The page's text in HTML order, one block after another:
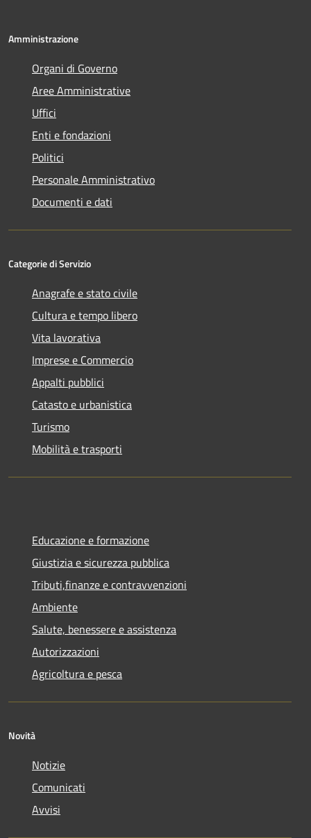
Amministrazione
Organi di Governo
Aree Amministrative
Uffici
Enti e fondazioni
Politici
Personale Amministrativo
Documenti e dati
Categorie di Servizio
Anagrafe e stato civile
Cultura e tempo libero
Vita lavorativa
Imprese e Commercio
Appalti pubblici
Catasto e urbanistica
Turismo
Mobilità e trasporti
Educazione e formazione
Giustizia e sicurezza pubblica
Tributi,finanze e contravvenzioni
Ambiente
Salute, benessere e assistenza
Autorizzazioni
Agricoltura e pesca
Novità
Notizie
Comunicati
Avvisi